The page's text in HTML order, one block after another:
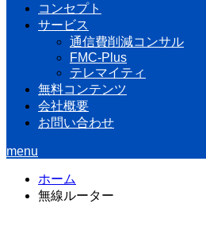
コンセプト
サービス
通信費削減コンサル
FMC-Plus
テレマイティ
無料コンテンツ
会社概要
お問い合わせ
menu
ホーム
無線ルーター